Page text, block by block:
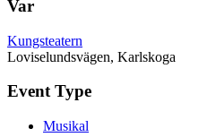
Var
Kungsteatern
Loviselundsvägen, Karlskoga
Event Type
Musikal